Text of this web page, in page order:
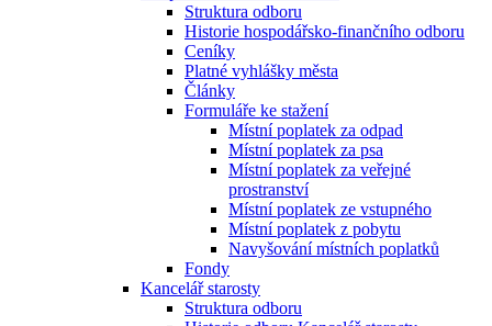
Struktura odboru
Historie hospodářsko-finančního odboru
Ceníky
Platné vyhlášky města
Články
Formuláře ke stažení
Místní poplatek za odpad
Místní poplatek za psa
Místní poplatek za veřejné
prostranství
Místní poplatek ze vstupného
Místní poplatek z pobytu
Navyšování místních poplatků
Fondy
Kancelář starosty
Struktura odboru